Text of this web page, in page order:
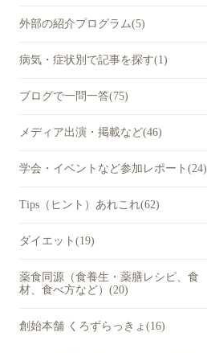
外部の紹介プログラム(5)
病気・症状別で記事を探す(1)
ブログで一問一答(75)
メディア出演・掲載など(46)
学会・イベントなど参加レポート(24)
Tips（ヒント）あれこれ(62)
ダイエット(19)
薬食同源（食養生・薬膳レシピ、食
材、食べ方など）(20)
創始本舗 くろずらっきょ(16)